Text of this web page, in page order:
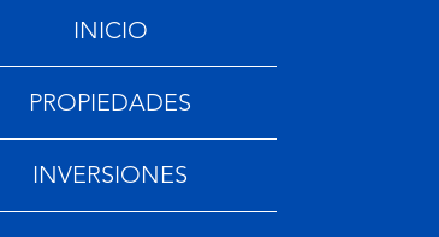
INICIO
PROPIEDADES
INVERSIONES